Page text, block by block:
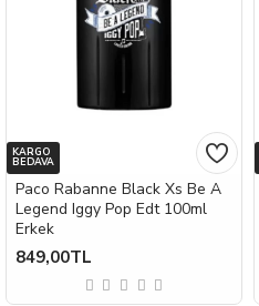
KARGO
BEDAVA
Paco Rabanne Black Xs Be A
Legend Iggy Pop Edt 100ml
Erkek
849,00TL